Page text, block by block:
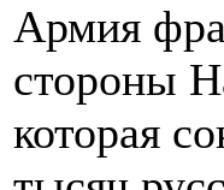
Армия
стороны
которая